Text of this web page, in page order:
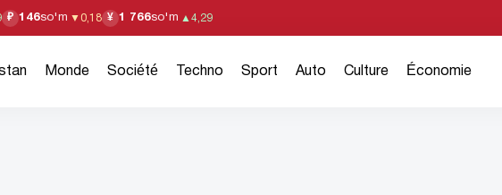
₽ 146so'm ▼ 0,18 ¥ 1 766so'm ▲ 4,29
Monde Société Techno Sport Auto Culture Économie